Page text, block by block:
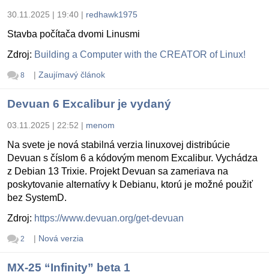
30.11.2025 | 19:40 | redhawk1975
Stavba počítača dvomi Linusmi
Zdroj: Building a Computer with the CREATOR of Linux!
8 | Zaujímavý článok
Devuan 6 Excalibur je vydaný
03.11.2025 | 22:52 | menom
Na svete je nová stabilná verzia linuxovej distribúcie
Devuan s číslom 6 a kódovým menom Excalibur. Vychádza
z Debian 13 Trixie. Projekt Devuan sa zameriava na
poskytovanie alternatívy k Debianu, ktorú je možné použiť
bez SystemD.
Zdroj: https://www.devuan.org/get-devuan
2 | Nová verzia
MX-25 “Infinity” beta 1